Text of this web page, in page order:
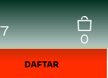
0
DAFTAR